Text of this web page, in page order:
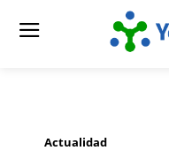
Actualidad